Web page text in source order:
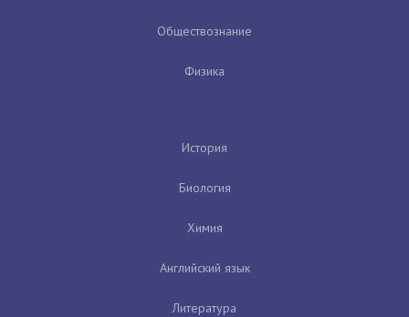
Обществознание
Физика
История
Биология
Химия
Английский язык
Литература